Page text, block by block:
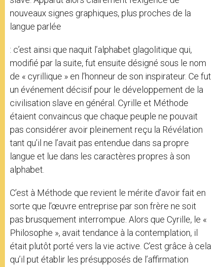
nouveaux signes graphiques, plus proches de la
langue parlée
: c’est ainsi que naquit l’alphabet glagolitique qui,
modifié par la suite, fut ensuite désigné sous le nom
de « cyrillique » en l’honneur de son inspirateur. Ce fut
un événement décisif pour le développement de la
civilisation slave en général. Cyrille et Méthode
étaient convaincus que chaque peuple ne pouvait
pas considérer avoir pleinement reçu la Révélation
tant qu’il ne l’avait pas entendue dans sa propre
langue et lue dans les caractères propres à son
alphabet.
C’est à Méthode que revient le mérite d’avoir fait en
sorte que l’œuvre entreprise par son frère ne soit
pas brusquement interrompue. Alors que Cyrille, le «
Philosophe », avait tendance à la contemplation, il
était plutôt porté vers la vie active. C’est grâce à cela
qu’il put établir les présupposés de l’affirmation